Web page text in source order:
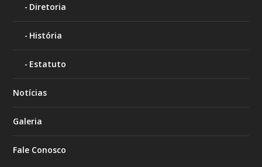
Diretoria
História
Estatuto
Notícias
Galeria
Fale Conosco